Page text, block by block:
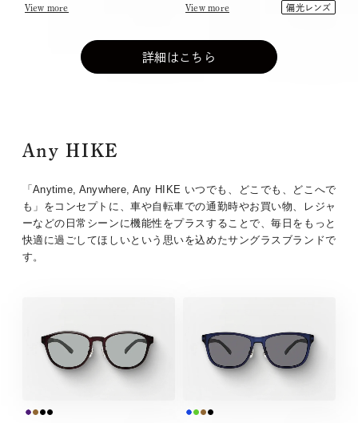
View more View more 偏光レンズ
詳細はこちら
Any HIKE
「Anytime, Anywhere, Any HIKE いつでも、どこでも、どこへで
も」をコンセプトに、車や自転車での通勤時やお買い物、レジャ
ーなどの日常シーンに機能性をプラスすることで、毎日をもっと
快適に過ごしてほしいという思いを込めたサングラスブランドで
す。